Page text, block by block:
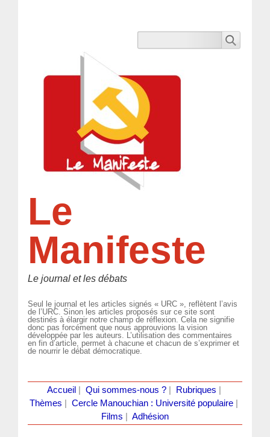
Le
Manifeste
Le journal et les débats
Seul le journal et les articles signés « URC », reflètent l’avis
de l’URC. Sinon les articles proposés sur ce site sont
destinés à élargir notre champ de réflexion. Cela ne signifie
donc pas forcément que nous approuvions la vision
développée par les auteurs. L’utilisation des commentaires
en fin d’article, permet à chacune et chacun de s’exprimer et
de nourrir le débat démocratique.
Accueil Qui sommes-nous ?| Rubriques
Thèmes
Cercle Manouchian : Université populaire
Films
Adhésion